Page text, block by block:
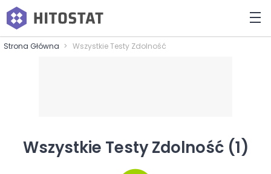
Strona Główna Wszystkie Testy Zdolność
Wszystkie Testy Zdolność (1)